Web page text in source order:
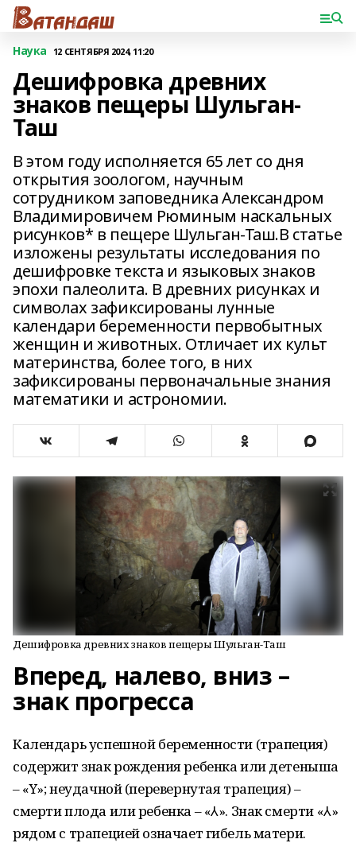
Наука 12 СЕНТЯБРЯ 2024, 11:20
Дешифровка древних
знаков пещеры Шульган-
Таш
В этом году исполняется 65 лет со дня
открытия зоологом, научным
сотрудником заповедника Александром
Владимировичем Рюминым наскальных
рисунков* в пещере Шульган-Таш.В статье
изложены результаты исследования по
дешифровке текста и языковых знаков
эпохи палеолита. В древних рисунках и
символах зафиксированы лунные
календари беременности первобытных
женщин и животных. Отличает их культ
материнства, более того, в них
зафиксированы первоначальные знания
математики и астрономии.
Дешифровка древних знаков пещеры Шульган-Таш
Вперед, налево, вниз –
знак прогресса
Календарь успешной беременности (трапеция)
содержит знак рождения ребенка или детеныша
– «Y»; неудачной (перевернутая трапеция) –
смерти плода или ребенка – «⅄». Знак смерти «⅄»
рядом с трапецией означает гибель матери.